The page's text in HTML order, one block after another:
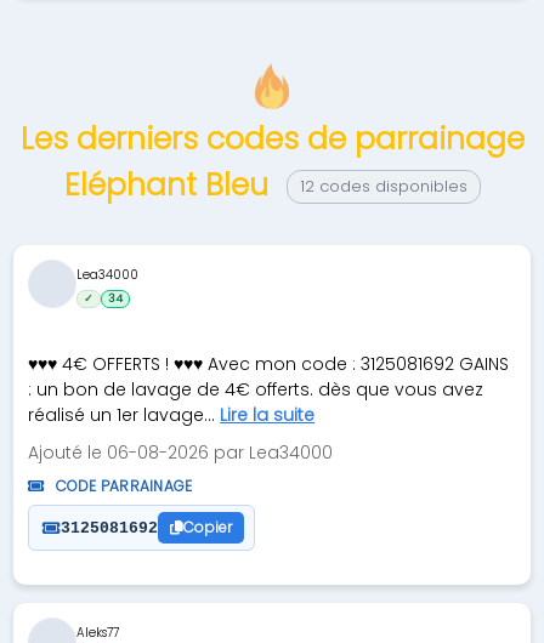
Les derniers codes de parrainage
Eléphant Bleu
12 codes disponibles
♥♥♥ 4€ OFFERTS ! ♥♥♥ Avec mon code : 3125081692 GAINS
: un bon de lavage de 4€ offerts. dès que vous avez
réalisé un 1er lavage... Lire la suite
Ajouté le 06-08-2026 par Lea34000
CODE PARRAINAGE
3125081692 Copier
Lea34000
✓ 34
Aleks77